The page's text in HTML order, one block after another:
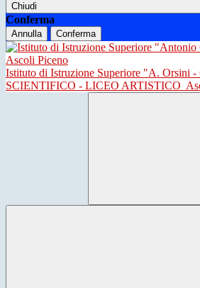
Chiudi
Conferma
Annulla Conferma
Istituto di Istruzione Superiore "A. Orsini
SCIENTIFICO - LICEO ARTISTICO